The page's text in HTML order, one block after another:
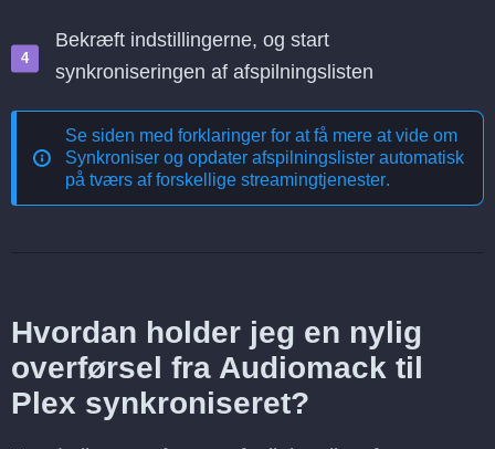
Bekræft indstillingerne, og start
synkroniseringen af afspilningslisten
Se siden med forklaringer for at få mere at vide om
Synkroniser og opdater afspilningslister automatisk
på tværs af forskellige streamingtjenester.
Hvordan holder jeg en nylig
overførsel fra Audiomack til
Plex synkroniseret?